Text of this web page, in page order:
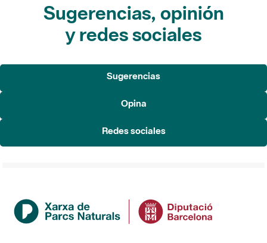
Sugerencias, opinión
y redes sociales
Sugerencias
Opina
Redes sociales